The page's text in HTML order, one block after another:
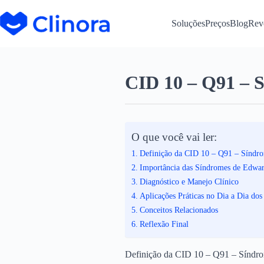
SoluçõesPreçosBlog
CID 10 – Q91 –
O que você vai ler:
Definição da CID 10 – Q91 –
Importância das Síndromes de
Diagnóstico e Manejo Clínico
Aplicações Práticas no Dia a Dia
Conceitos Relacionados
Reflexão Final
Definição da CID 10 – Q91 –